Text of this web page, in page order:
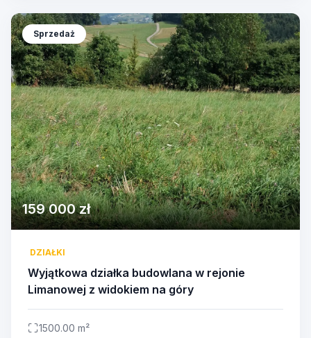
Sprzedaż
159 000 zł
DZIAŁKI
Wyjątkowa działka budowlana w rejonie
Limanowej z widokiem na góry
1500.00 m²